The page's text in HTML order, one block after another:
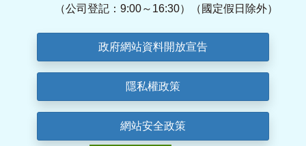
（公司登記：9:00～16:30）（國定假日除外）
政府網站資料開放宣告
隱私權政策
網站安全政策